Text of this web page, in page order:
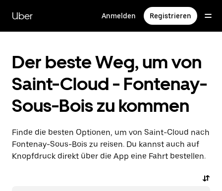
zum
Hauptinhalt
Uber Anmelden Registrieren
Der beste Weg, um von
Saint-Cloud - Fontenay-
Sous-Bois zu kommen
Finde die besten Optionen, um von Saint-Cloud nach
Fontenay-Sous-Bois zu reisen. Du kannst auch auf
Knopfdruck direkt über die App eine Fahrt bestellen.